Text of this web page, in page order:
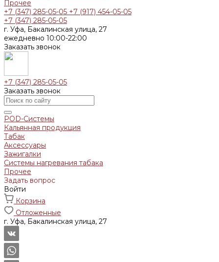
Прочее
+7 (347) 285-05-05 +7 (917) 454-05-05
+7 (347) 285-05-05
г. Уфа, Бакалинская улица, 27
ежедневно 10:00-22:00
Заказать звонок
+7 (347) 285-05-05
Заказать звонок
POD-Системы
Кальянная продукция
Табак
Аксессуары
Зажигалки
Системы нагревания табака
Прочее
Задать вопрос
Войти
Корзина
Отложенные
г. Уфа, Бакалинская улица, 27